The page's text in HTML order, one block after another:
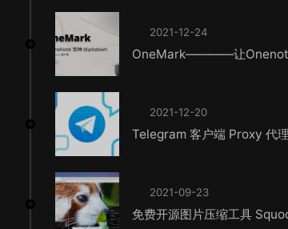
2021-12-24
OneMark————让
2021-12-20
Telegram 客户端 Proxy 代
2021-09-23
免费开源图片压缩工具